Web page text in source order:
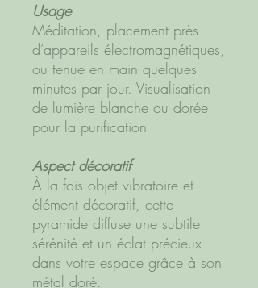
Usage
Méditation, placement près
d’appareils électromagnétiques,
ou tenue en main quelques
minutes par jour. Visualisation
de lumière blanche ou dorée
pour la purification
Aspect décoratif
À la fois objet vibratoire et
élément décoratif, cette
pyramide diffuse une subtile
sérénité et un éclat précieux
dans votre espace grâce à son
métal doré.